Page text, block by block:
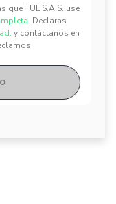
que TUL S.A.S. use
Declaras
y contáctanos en
✕
✕